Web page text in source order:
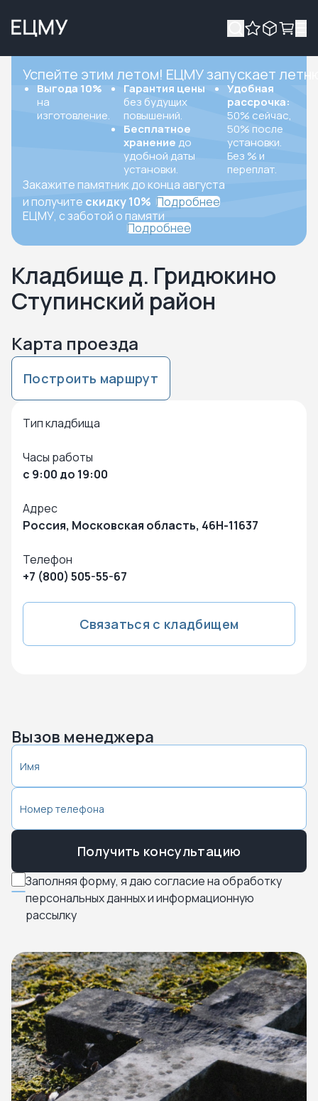
Успейте этим летом! ЕЦМУ запускает
Выгода 10%
на
изготовление.
Гарантия цены
без будущих
повышений.
Бесплатное
хранение до
удобной даты
установки.
Удобная
рассрочка:
50% сейчас,
50% после
установки.
Без % и
переплат.
Закажите памятник до конца августа
и получите скидку 10% Подробнее
ЕЦМУ, с заботой о памяти
Подробнее
Кладбище д. Гридюкино
Ступинский район
Карта проезда
Построить маршрут
Тип кладбища
Часы работы
с 9:00 до 19:00
Адрес
Россия, Московская область, 46Н-11637
Телефон
+7 (800) 505-55-67
Связаться с кладбищем
Нажмите чтобы посмотреть карту
Чтобы закрыть карту – кликните в любую точку на карте
Вызов менеджера
Заполняя форму, я даю согласие на обработку
персональных данных и информационную
рассылку
Получить консультацию